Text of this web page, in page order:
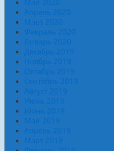
Апрель 2020
Март 2020
Февраль 2020
Январь 2020
Декабрь 2019
Ноябрь 2019
Октябрь 2019
Сентябрь 2019
Август 2019
Июль 2019
Июнь 2019
Май 2019
Апрель 2019
Март 2019